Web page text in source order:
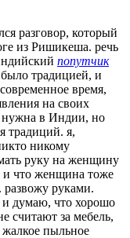
разговор, который
из Ришикеша. речь
попутчик
традицией, и
время,
на своих
в Индии, но
традиций. я,
никому
руку на женщину
и что женщина тоже
развожу руками.
и думаю, что хорошо
считают за мебель,
жалкое пыльное